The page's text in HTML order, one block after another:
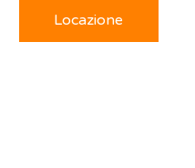
Locazione